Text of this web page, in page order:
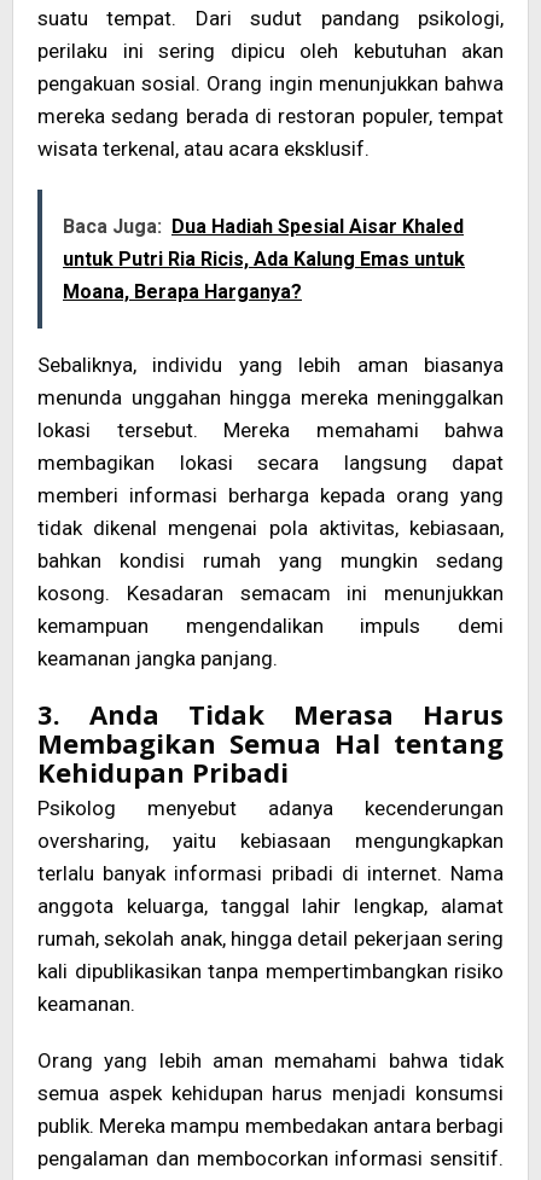
suatu tempat. Dari sudut pandang psikologi,
perilaku ini sering dipicu oleh kebutuhan akan
pengakuan sosial. Orang ingin menunjukkan bahwa
mereka sedang berada di restoran populer, tempat
wisata terkenal, atau acara eksklusif.
Baca Juga: Dua Hadiah Spesial Aisar Khaled
untuk Putri Ria Ricis, Ada Kalung Emas untuk
Moana, Berapa Harganya?
Sebaliknya, individu yang lebih aman biasanya
menunda unggahan hingga mereka meninggalkan
lokasi tersebut. Mereka memahami bahwa
membagikan lokasi secara langsung dapat
memberi informasi berharga kepada orang yang
tidak dikenal mengenai pola aktivitas, kebiasaan,
bahkan kondisi rumah yang mungkin sedang
kosong. Kesadaran semacam ini menunjukkan
kemampuan mengendalikan impuls demi
keamanan jangka panjang.
3. Anda Tidak Merasa Harus
Membagikan Semua Hal tentang
Kehidupan Pribadi
Psikolog menyebut adanya kecenderungan
oversharing, yaitu kebiasaan mengungkapkan
terlalu banyak informasi pribadi di internet. Nama
anggota keluarga, tanggal lahir lengkap, alamat
rumah, sekolah anak, hingga detail pekerjaan sering
kali dipublikasikan tanpa mempertimbangkan risiko
keamanan.
Orang yang lebih aman memahami bahwa tidak
semua aspek kehidupan harus menjadi konsumsi
publik. Mereka mampu membedakan antara berbagi
pengalaman dan membocorkan informasi sensitif.